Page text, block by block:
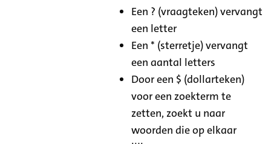
Een ? (vraagteken) vervangt
een letter
Een * (sterretje) vervangt
een aantal letters
Door een $ (dollarteken)
voor een zoekterm te
zetten, zoekt u naar
woorden die op elkaar